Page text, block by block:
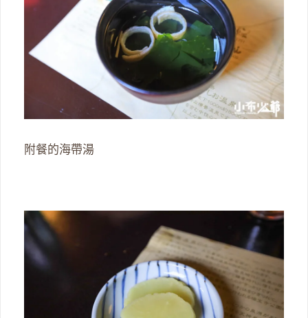
附餐的海帶湯